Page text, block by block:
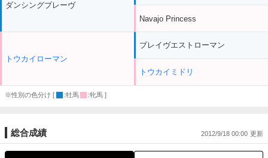
ダンシングブレーヴ
トウカイローマン
Navajo Princess
ブレイヴエストローマン
トウカイミドリ
※性別の色分け [ :牡馬 :牝馬 ]
総合成績 2012/9/18 00:00